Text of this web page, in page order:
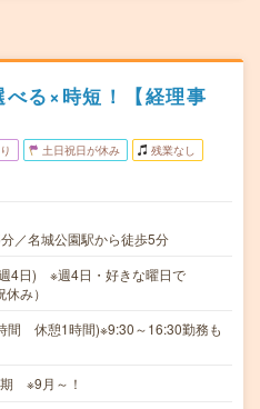
る×時短！【経理事
土日祝日が休み 残業なし
／名城公園駅から徒歩5分
4日) ※週4日・好きな曜日で
み）
間 休憩1時間)※9:30～16:30勤務も
※9月～！